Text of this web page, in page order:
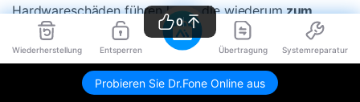
Wiederherstellung Entsperren Übertragung Systemreparatur
Probieren Sie Dr.Fone Online aus
Hardwareschäden führen kann, die wiederumzum
Problem des schwarzen Bildschirms beim iPhone 16
führen.
Überhitzung vermeiden:
0